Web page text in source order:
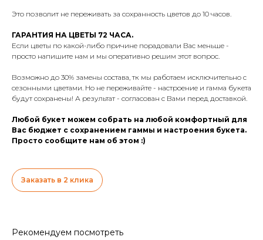
Это позволит не переживать за сохранность цветов до 10 часов.
ГАРАНТИЯ НА ЦВЕТЫ 72 ЧАСА.
Если цветы по какой-либо причине порадовали Вас меньше -
просто напишите нам и мы оперативно решим этот вопрос.
Возможно до 30% замены состава, тк мы работаем исключительно с
сезонными цветами. Но не переживайте - настроение и гамма букета
будут сохранены! А результат - согласован с Вами перед доставкой.
Любой букет можем собрать на любой комфортный для
Вас бюджет с сохранением гаммы и настроения букета.
Просто сообщите нам об этом :)
Заказать в 2 клика
Рекомендуем посмотреть